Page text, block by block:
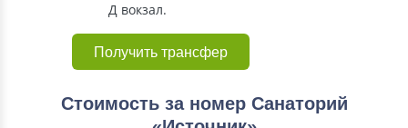
Д вокзал.
Получить трансфер
Стоимость за номер Санаторий